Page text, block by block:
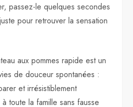
passez-le quelques secondes
pour retrouver la sensation
aux pommes rapide est un
de douceur spontanées :
et irrésistiblement
toute la famille sans fausse